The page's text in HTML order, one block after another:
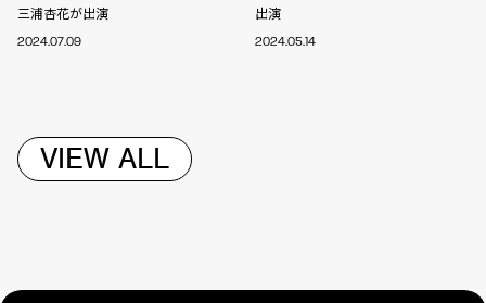
三浦杏花が出演
2024.07.09
出演
2024.05.14
VIEW ALL